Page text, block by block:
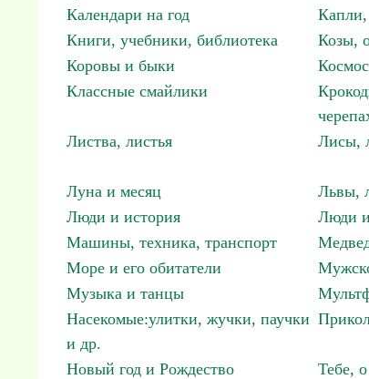
Календари на год Капли,
Книги, учебники, библиотека
Козы,
Коровы и быки
Классные смайлики
Листва, листья Лисы,
Луна и месяц
Львы,
Люди и история
Люди и
Машины, техника, транспорт
Море и его обитатели
Музыка и танцы
Насекомые:улитки, жучки, паучки
и др.
Новый год и Рождество Тебе,